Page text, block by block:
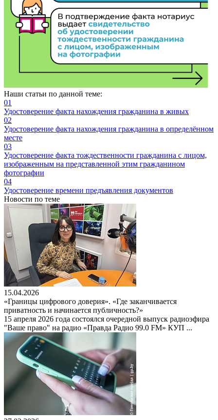
Наши статьи по данной теме:
01
Удостоверение факта нахождения гражданина в живых
02
Удостоверение факта нахождения гражданина в определённом
месте
03
Удостоверение факта тождественности гражданина с лицом,
изображенным на представленной этим гражданином
фотографии
04
Удостоверение времени предъявления документов
Новости по теме
15.04.2026
«Границы цифрового доверия». «Где заканчивается
приватность и начинается публичность?»
15 апреля 2026 года состоялся очередной выпуск радиоэфира
"Ваше право" на радио «Правда Радио 99.0 FM» КУП ...